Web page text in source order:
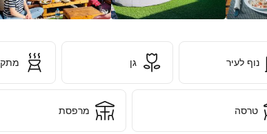
נוף לעיר גן
טרסה מרפסת